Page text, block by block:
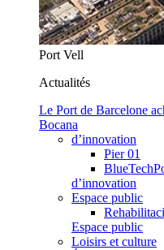
Port Vell
Actualités
Le Port de Barcelone
Bocana
d’innovation
Pier 01
d’innovation
Espace public
Espace public
Loisirs et culture